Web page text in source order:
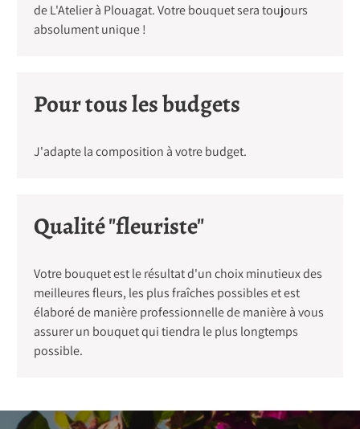
de L'Atelier à Plouagat. Votre bouquet sera toujours
absolument unique !
Pour tous les budgets
J'adapte la composition à votre budget.
Qualité "fleuriste"
Votre bouquet est le résultat d'un choix minutieux des
meilleures fleurs, les plus fraîches possibles et est
élaboré de manière professionnelle de manière à vous
assurer un bouquet qui tiendra le plus longtemps
possible.